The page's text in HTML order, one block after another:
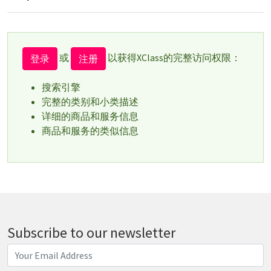
登录 或 注册 以获得XClass的完整访问权限：
搜索引擎
完整的类别和小类描述
详细的商品和服务信息
商品和服务的类似信息
Subscribe to our newsletter